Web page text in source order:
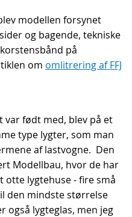
modellen forsynet
og bagende, tekniske
på
om omlitrering af FFJ
født med, blev på et
type lygter, som man
af lastvogne. Den
Modellbau, hvor de har
otte lygtehuse - fire små
den mindste størrelse
også lygteglas, men jeg